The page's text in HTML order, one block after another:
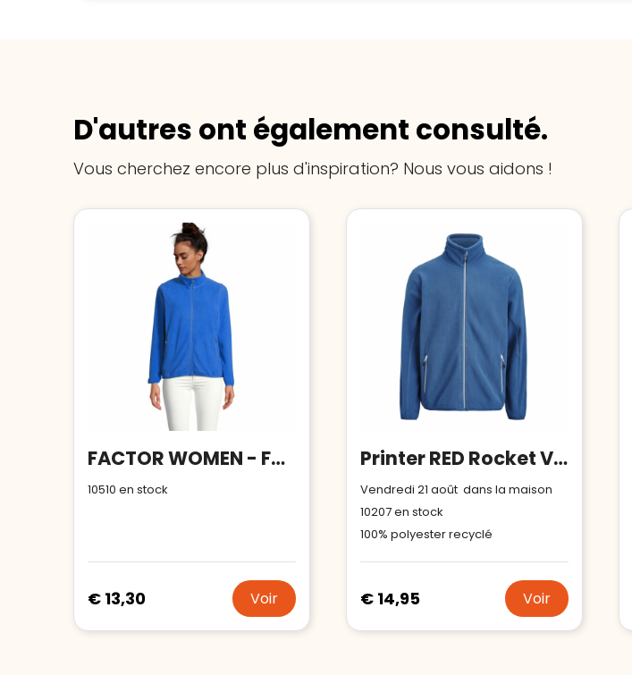
D'autres ont également consulté.
Vous cherchez encore plus d'inspiration? Nous vous aidons !
FACTOR WOMEN - FACTOR veste fl femme 280g
10510 en stock
€ 13,30 Voir
Printer RED Rocket Veste Polaire Hommes
Vendredi 21 août dans la maison
10207en stock
100% polyester recyclé
€ 14,95 Voir